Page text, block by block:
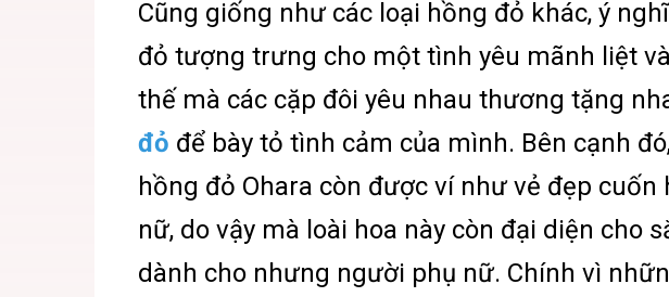
Cũng giống như các loại hồng đỏ khác, ý
đỏ tượng trưng cho một tình yêu mãnh liệt
thế mà các cặp đôi yêu nhau thương tặng
đỏ để bày tỏ tình cảm của mình. Bên cạnh
hồng đỏ Ohara còn được ví như vẻ đẹp
nữ, do vậy mà loài hoa này còn đại diện cho
dành cho nhưng người phụ nữ. Chính vì